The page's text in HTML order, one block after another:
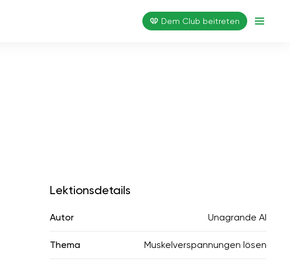
Dem Club beitreten
Lektionsdetails
Autor Unagrande AI
Thema Muskelverspannungen lösen